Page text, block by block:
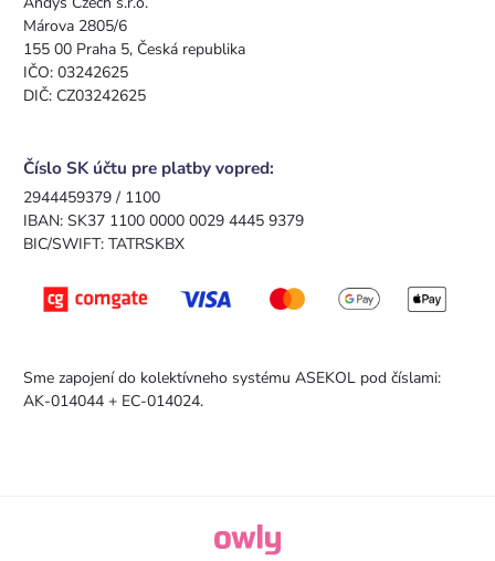
Márova 2805/6
155 00 Praha 5, Česká republika
IČO: 03242625
DIČ: CZ03242625
Číslo SK účtu pre platby vopred:
2944459379 / 1100
IBAN: SK37 1100 0000 0029 4445 9379
BIC/SWIFT: TATRSKBX
Sme zapojení do kolektívneho systému ASEKOL pod číslami:
AK-014044 + EC-014024.
owly.digital - Logo